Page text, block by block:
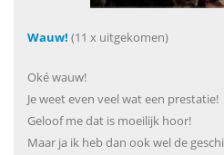
Wauw! (11 x uitgekomen)
Oké wauw!
Je weet even veel wat een prestatie!
Geloof me dat is moeilijk hoor!
Maar ja ik heb dan ook wel de